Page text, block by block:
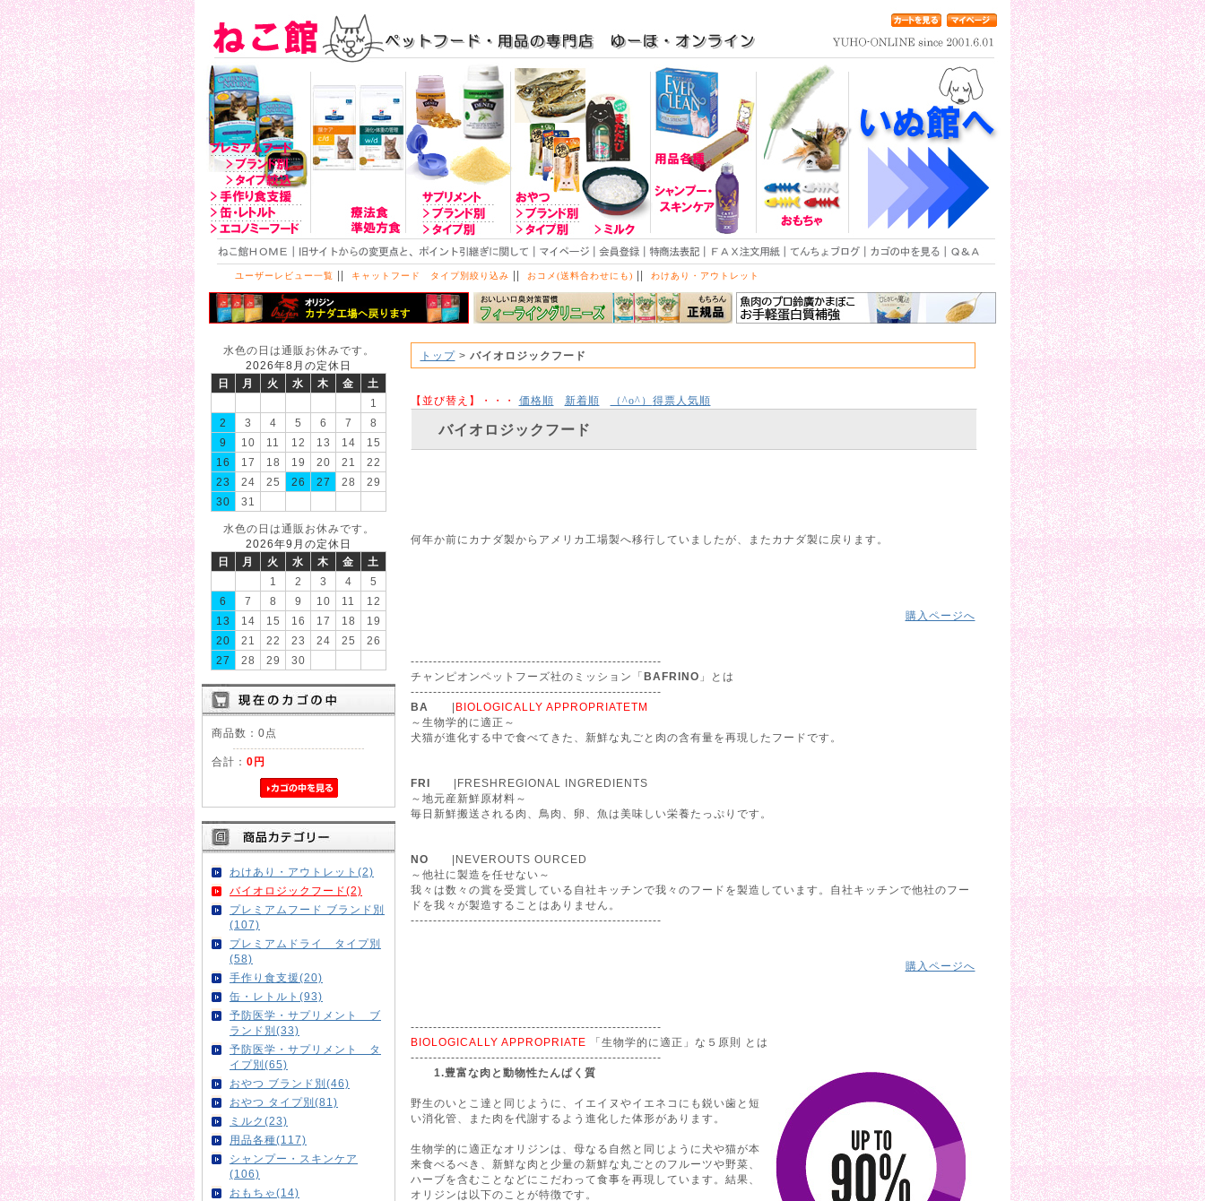
ユーザーレビュー一覧 || キャットフード タイプ別絞り込み || おコメ(送料合わせにも) || わけあり・アウトレット
水色の日は通販お休みです。
2026年8月の定休日
日
月 火 水 木 金
土
1
2
3 4 5 6 7
8
9
10 11 12 13 14
15
16
17 18 19 20 21
22
23
24 25 26 27 28
29
30
31
水色の日は通販お休みです。
2026年9月の定休日
日
月 火 水 木 金
土
1
2 3 4
5
6
7 8 9 10 11
12
13
14 15 16 17 18
19
20
21 22 23 24 25
26
27
28 29 30
商品数：0点
合計： 0円
わけあり・アウトレット(2)
バイオロジックフード(2)
プレミアムフード ブランド別
(107)
プレミアムドライ タイプ別
(58)
手作り食支援(20)
缶・レトルト(93)
予防医学・サプリメント ブ
ランド別(33)
予防医学・サプリメント タ
イプ別(65)
おやつ ブランド別(46)
おやつ タイプ別(81)
ミルク(23)
用品各種(117)
シャンプー・スキンケア
(106)
おもちゃ(14)
トップ> バイオロジックフード
【並び替え】・・・ 価格順 新着順 （^o^） 得票人気順
バイオロジックフード
何年か前にカナダ製からアメリカ工場製へ移行していましたが、またカナダ製に戻ります。
購入ページへ
--------------------------------------------------------
チャンピオンペットフーズ社のミッション「BAFRINO 」とは
--------------------------------------------------------
BA
| BIOLOGICALLY APPROPRIATETM
～生物学的に適正～
犬猫が進化する中で食べてきた、新鮮な丸ごと肉の含有量を再現したフードです。
FRI |FRESHREGIONAL INGREDIENTS
～地元産新鮮原材料～
毎日新鮮搬送される肉、鳥肉、卵、魚は美味しい栄養たっぷりです。
NO |NEVEROUTS OURCED
～他社に製造を任せない～
我々は数々の賞を受賞している自社キッチンで我々のフードを製造しています。自社キッチンで他社のフー
ドを我々が製造することはありません。
--------------------------------------------------------
購入ページへ
--------------------------------------------------------
BIOLOGICALLY APPROPRIATE 「生物学的に適正」な５原則 とは
--------------------------------------------------------
1.豊富な肉と動物性たんぱく質
野生のいとこ達と同じように、イエイヌやイエネコにも鋭い歯と短
い消化管、また肉を代謝するよう進化した体形があります。
生物学的に適正なオリジンは、母なる自然と同じように犬や猫が本
来食べるべき、新鮮な肉と少量の新鮮な丸ごとのフルーツや野菜、
ハーブを含むことなどにこだわって食事を再現しています。結果、
オリジンは以下のことが特徴です。